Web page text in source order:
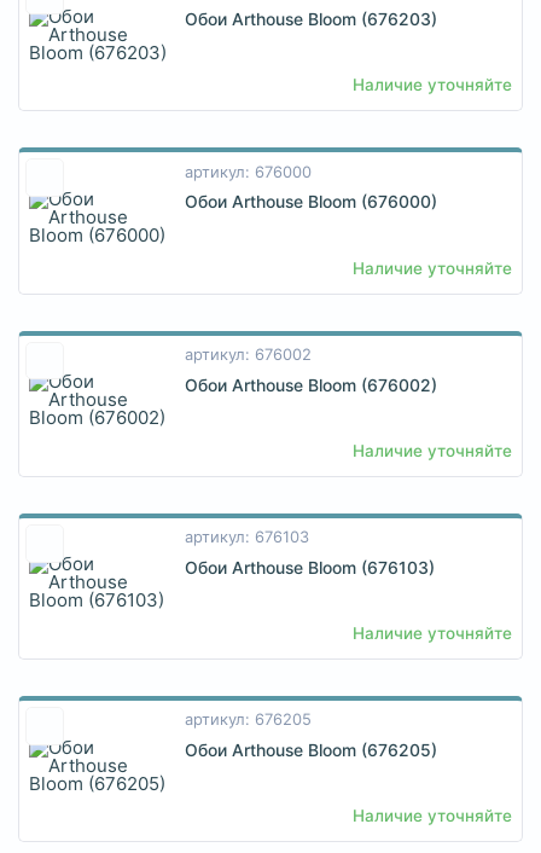
Обои Arthouse Bloom (676203)
Наличие уточняйте
артикул: 676000
Обои Arthouse Bloom (676000)
Наличие уточняйте
артикул: 676002
Обои Arthouse Bloom (676002)
Наличие уточняйте
артикул: 676103
Обои Arthouse Bloom (676103)
Наличие уточняйте
артикул: 676205
Обои Arthouse Bloom (676205)
Наличие уточняйте